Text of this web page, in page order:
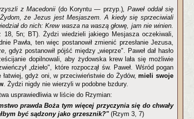
z Macedonii (do Koryntu — przyp.), Paweł oddał się
Żydom, że Jezus jest Mesjaszem. A kiedy się sprzeciwiali
do nich: Krew wasza na waszą głowę, jam nie winien.
18, 5n; BT). Żydzi wiedzieli jakiego Mesjasza oczekiwali,
Pawła, ten więc postanowił zmienić przesłanie Jezusa,
, gdyż postanowił pójść między „wieprze". Paweł dał hasło
dopilnowali, aby żydowska krew lała się możliwie
„dzieło", które rozpoczął św. Paweł. Wśród pogan
łatwiej, gdyż oni, w przeciwieństwie do Żydów,mieli swoje
. Żydzi nigdy nie wierzyli w podobne bzdury.
usprawiedliwia w liście do Rzymian:
prawda Boża tym więcej przyczynia się do chwały
być sądzony jako grzesznik?" (Rzym 3, 7)